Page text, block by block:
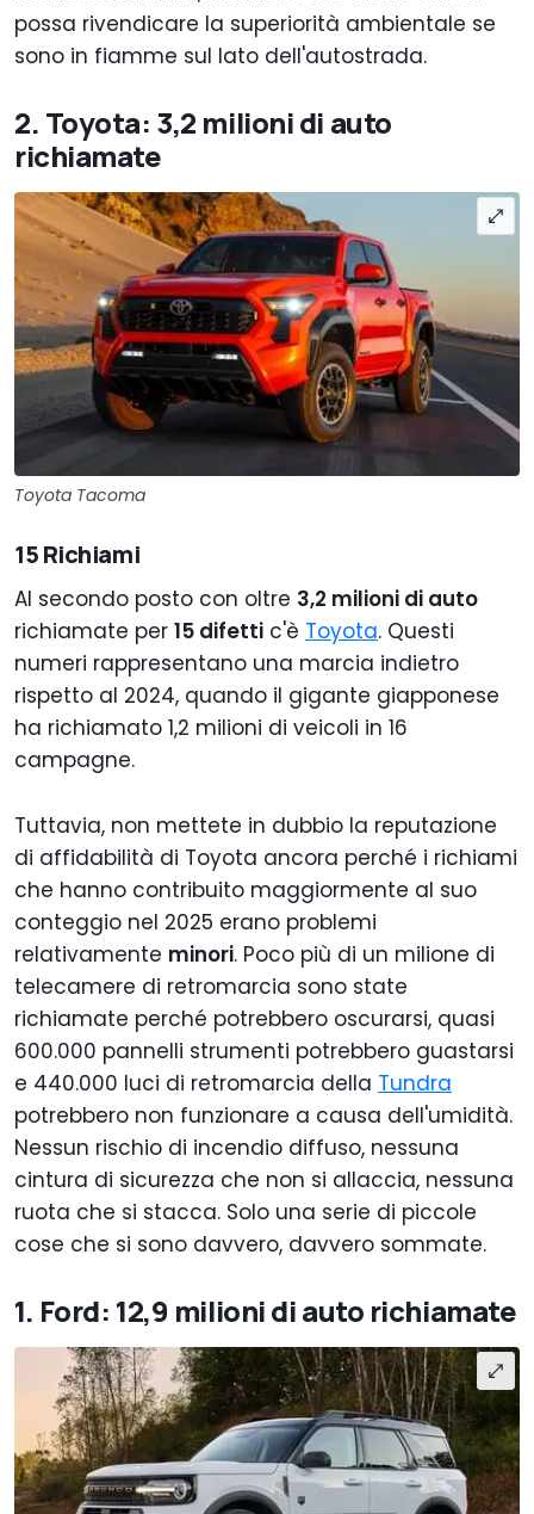
possa rivendicare la superiorità ambientale se
sono in fiamme sul lato dell'autostrada.
2. Toyota: 3,2 milioni di auto
richiamate
Toyota Tacoma
15 Richiami
Al secondo posto con oltre 3,2 milioni di auto
richiamate per 15 difetti c'è Toyota. Questi
numeri rappresentano una marcia indietro
rispetto al 2024, quando il gigante giapponese
ha richiamato 1,2 milioni di veicoli in 16
campagne.
Tuttavia, non mettete in dubbio la reputazione
di affidabilità di Toyota ancora perché i richiami
che hanno contribuito maggiormente al suo
conteggio nel 2025 erano problemi
relativamente minori. Poco più di un milione di
telecamere di retromarcia sono state
richiamate perché potrebbero oscurarsi, quasi
600.000 pannelli strumenti potrebbero guastarsi
e 440.000 luci di retromarcia della Tundra
potrebbero non funzionare a causa dell'umidità.
Nessun rischio di incendio diffuso, nessuna
cintura di sicurezza che non si allaccia, nessuna
ruota che si stacca. Solo una serie di piccole
cose che si sono davvero, davvero sommate.
1. Ford: 12,9 milioni di auto richiamate